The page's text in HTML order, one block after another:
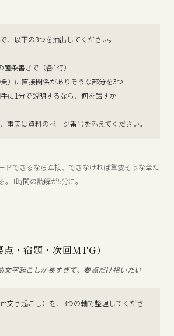
、以下の3つを抽出してください。
条書きで（各1行）
）に直接関係がありそうな部分を3つ
に1分で説明するなら、何を話すか
事実は資料のページ番号を添えてください。
ドできるなら直接、できなければ重要そうな章だ
1時間の読解が5分に。
・宿題・次回MTG）
文字起こしが長すぎて、要点だけ拾いたい
文字起こし）を、3つの軸で整理してくださ